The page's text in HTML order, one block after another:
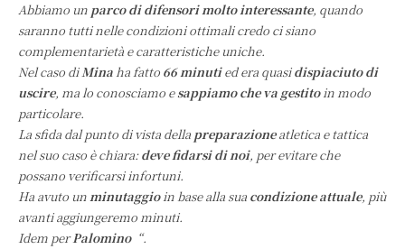
Abbiamo un parco di difensori molto interessante, quando
saranno tutti nelle condizioni ottimali credo ci siano
complementarietà e caratteristiche uniche.
Nel caso diMinaha fatto 66 minutied era quasidispiaciuto di
uscire, ma lo conosciamo esappiamo che va gestitoin modo
particolare.
La sfida dal punto di vista della preparazioneatletica e tattica
nel suo caso è chiara:deve fidarsi di noi, per evitare che
possano verificarsi infortuni.
Ha avuto unminutaggioin base alla sua condizione attuale, più
avanti aggiungeremo minuti.
Idem perPalomino“.